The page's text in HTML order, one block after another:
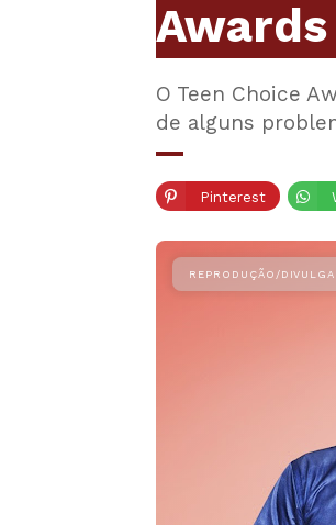
Awards
O Teen Choice
de alguns
Pinterest